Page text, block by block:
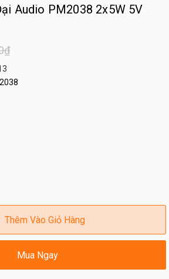
Audio PM2038 2x5W 5V
Thêm Vào Giỏ Hàng
Mua Ngay